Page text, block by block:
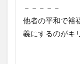
－－－－－
他者の平和で裕
義にするのがキ